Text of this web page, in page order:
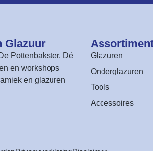
Glazuur​
De Pottenbakster. Dé
en workshops
en glazuren
Assortiment​
Glazuren
Onderglazuren
Tools
Accessoires